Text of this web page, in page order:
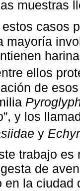
muestras
casos
mayoría
ellos
de
y los
y
trabajo
de
en la ciudad